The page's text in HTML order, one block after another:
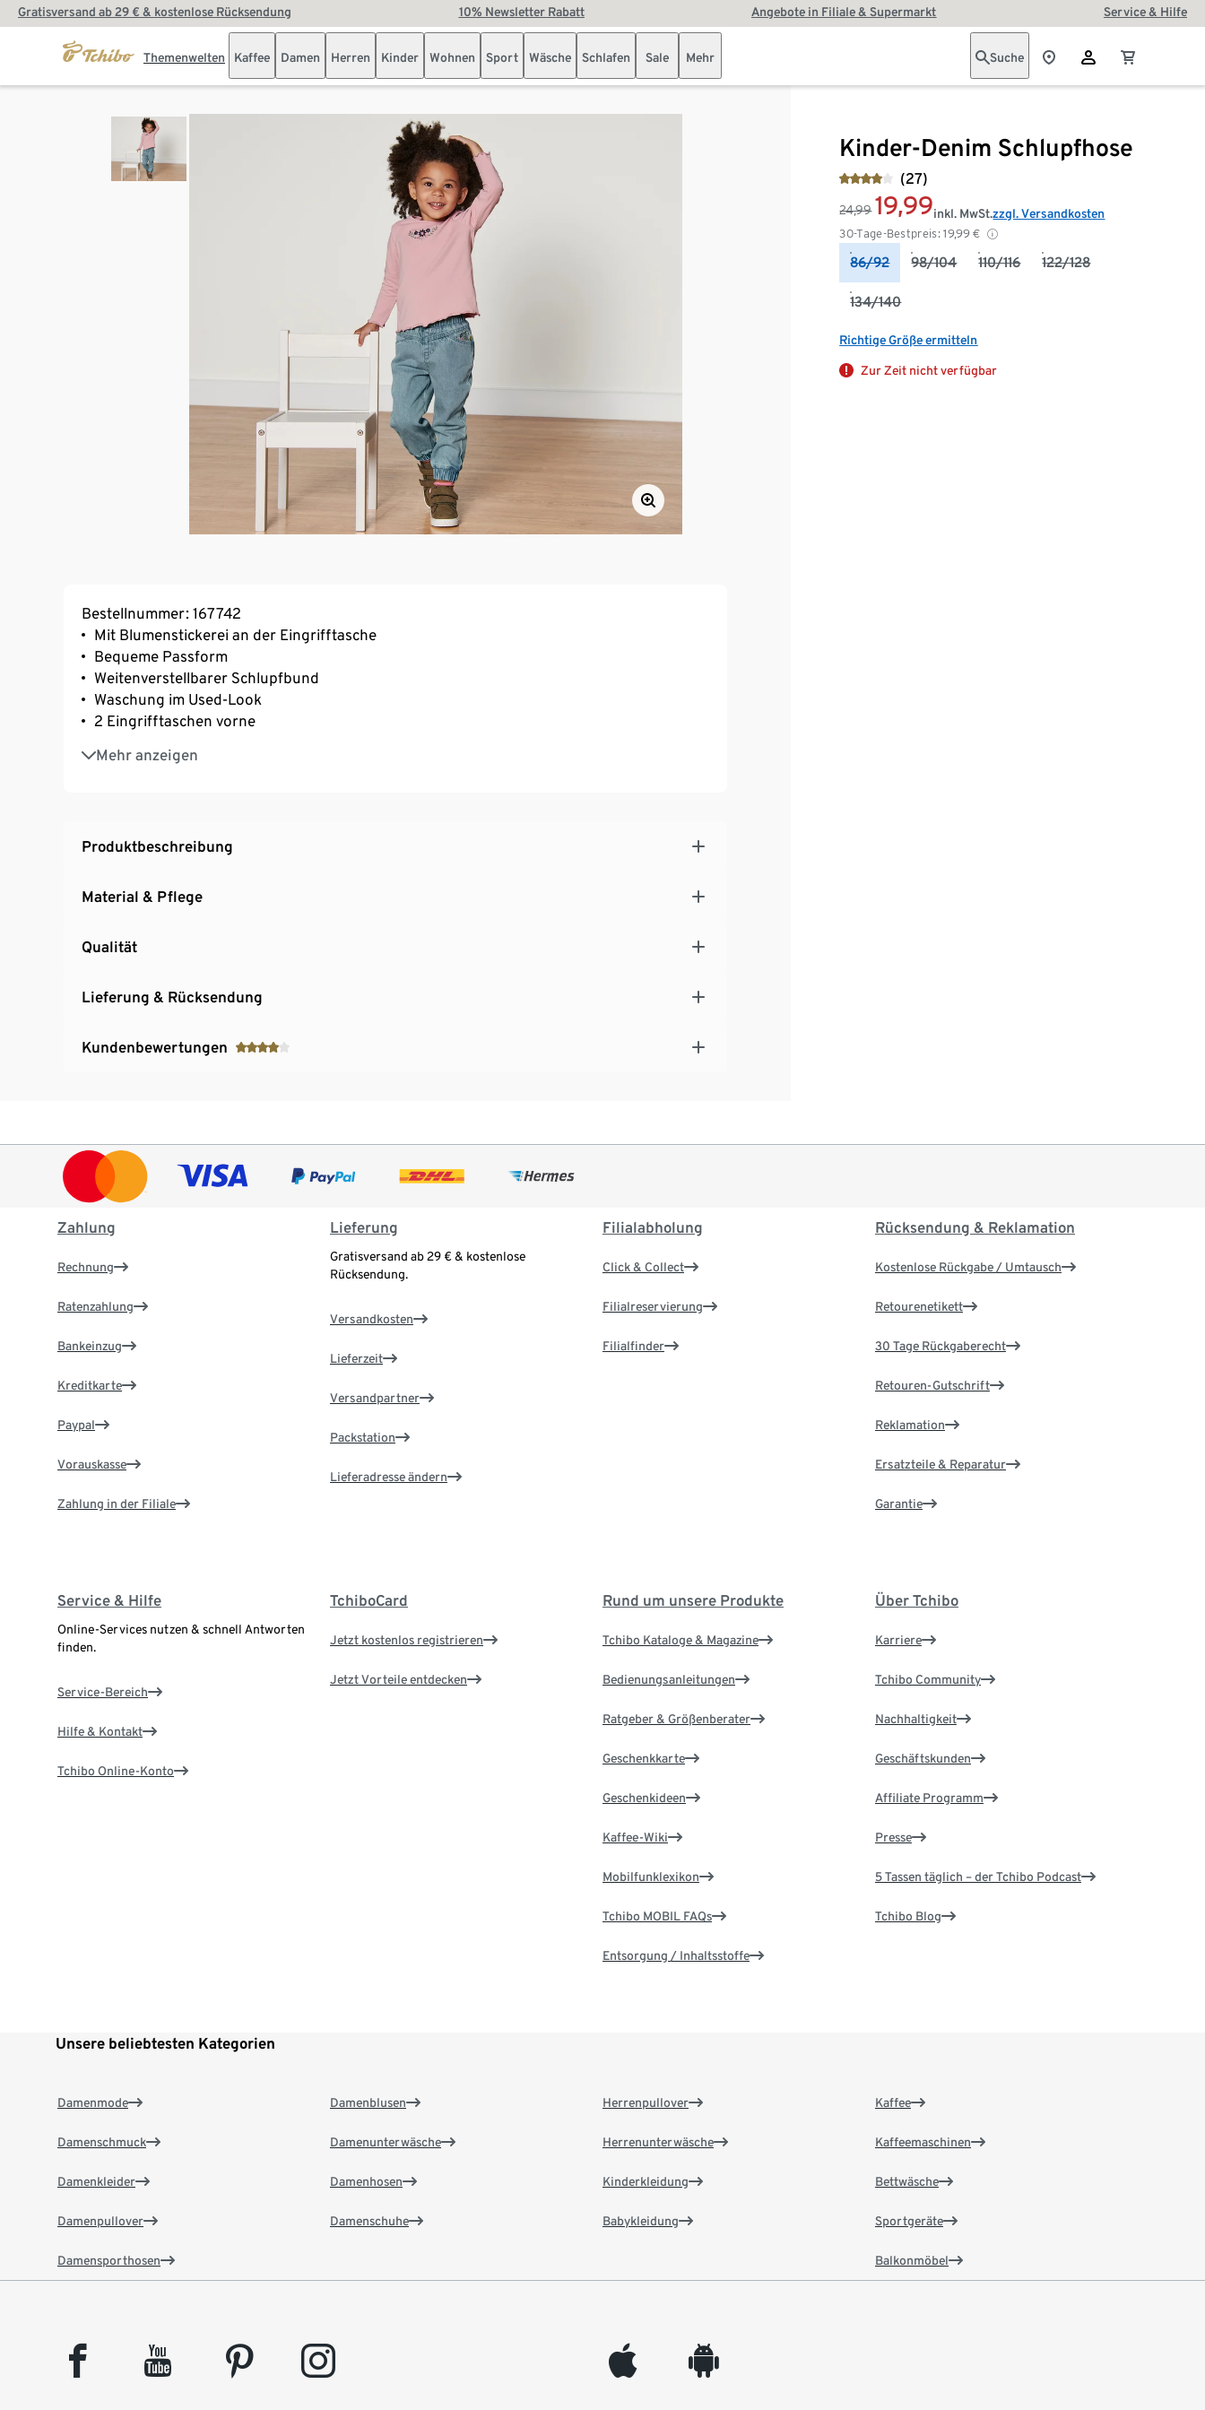
Gratisversand ab 29 € & kostenlose Rücksendung 10% Newsletter Rabatt Angebote in Filiale & Supermarkt Service & Hilfe
Themenwelten Kaffee Damen Herren Kinder Wohnen Sport Wäsche Schlafen Sale Mehr Suche
Kinder-Denim Schlupfhose
(27)
24,99 19,99
30-Tage-Bestpreis: 19,99 €
inkl. MwSt.zzgl. Versandkosten
86/92 98/104 110/116 122/128
134/140
Richtige Größe ermitteln
Zur Zeit nicht verfügbar
Bestellnummer: 167742
Mit Blumenstickerei an der Eingrifftasche
Bequeme Passform
Weitenverstellbarer Schlupfbund
Waschung im Used-Look
2 Eingrifftaschen vorne
Mehr anzeigen
Mit elastischem Bund an den Beinen
Hautsympathische, reine Baumwolle
Produktbeschreibung
Material & Pflege
Qualität
Lieferung & Rücksendung
Kundenbewertungen
Zahlung
Rechnung
Ratenzahlung
Bankeinzug
Kreditkarte
Paypal
Vorauskasse
Zahlung in der Filiale
Lieferung
Gratisversand ab 29 € & kostenlose
Rücksendung.
Versandkosten
Lieferzeit
Versandpartner
Packstation
Lieferadresse ändern
Filialabholung
Click & Collect
Filialreservierung
Filialfinder
Rücksendung & Reklamation
Kostenlose Rückgabe / Umtausch
Retourenetikett
30 Tage Rückgaberecht
Retouren-Gutschrift
Reklamation
Ersatzteile & Reparatur
Garantie
Service & Hilfe
Online-Services nutzen & schnell Antworten
finden.
Service-Bereich
Hilfe & Kontakt
Tchibo Online-Konto
TchiboCard
Jetzt kostenlos registrieren
Jetzt Vorteile entdecken
Rund um unsere Produkte
Tchibo Kataloge & Magazine
Bedienungsanleitungen
Ratgeber & Größenberater
Geschenkkarte
Geschenkideen
Kaffee-Wiki
Mobilfunklexikon
Tchibo MOBIL FAQs
Entsorgung / Inhaltsstoffe
Über Tchibo
Karriere
Tchibo Community
Nachhaltigkeit
Geschäftskunden
Affiliate Programm
Presse
5 Tassen täglich – der Tchibo Podcast
Tchibo Blog
Unsere beliebtesten Kategorien
Damenmode
Damenschmuck
Damenkleider
Damenpullover
Damensporthosen
Damenblusen
Damenunterwäsche
Damenhosen
Damenschuhe
Herrenpullover
Herrenunterwäsche
Kinderkleidung
Babykleidung
Kaffee
Kaffeemaschinen
Bettwäsche
Sportgeräte
Balkonmöbel
facebook youtube pinterest instagram appleinc android